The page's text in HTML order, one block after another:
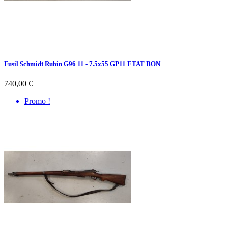
Fusil Schmidt Rubin G96 11 - 7.5x55 GP11 ETAT BON
740,00 €
Promo !